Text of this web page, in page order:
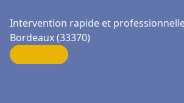
Intervention rapide et
Bordeaux (33370)